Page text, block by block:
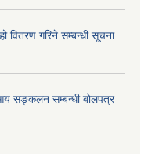
वितरण गरिने सम्बन्धी सूचना
सङ्कलन सम्बन्धी बोलपत्र